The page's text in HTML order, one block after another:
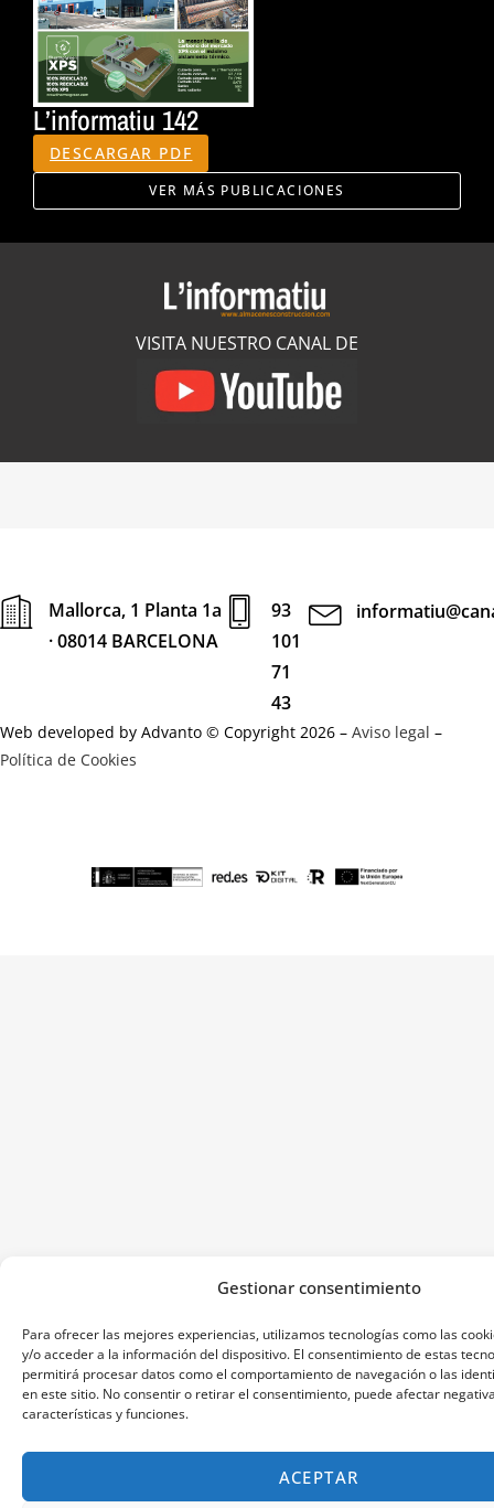
Gestionar consentimiento
Para ofrecer las mejores experiencias, utilizamos tecnologías como las
y/o acceder a la información del dispositivo. El consentimiento de estas
permitirá procesar datos como el comportamiento de navegación o las
en este sitio. No consentir o retirar el consentimiento, puede afectar
características y funciones.
ACEPTAR
L’informatiu 142
DESCARGAR PDF
VER MÁS PUBLICACIONES
VISITA NUESTRO CANAL DE
Mallorca, 1 Planta 1a
· 08014 BARCELONA
93
101
71
43
Web developed by Advanto © Copyright 2026 – Aviso legal –
Política de Cookies